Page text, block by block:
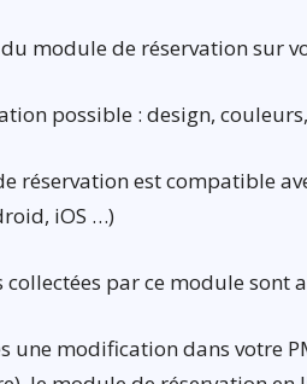
module de réservation sur
possible : design,
réservation est compatible
iOS …)
collectées par ce module
une modification dans votre